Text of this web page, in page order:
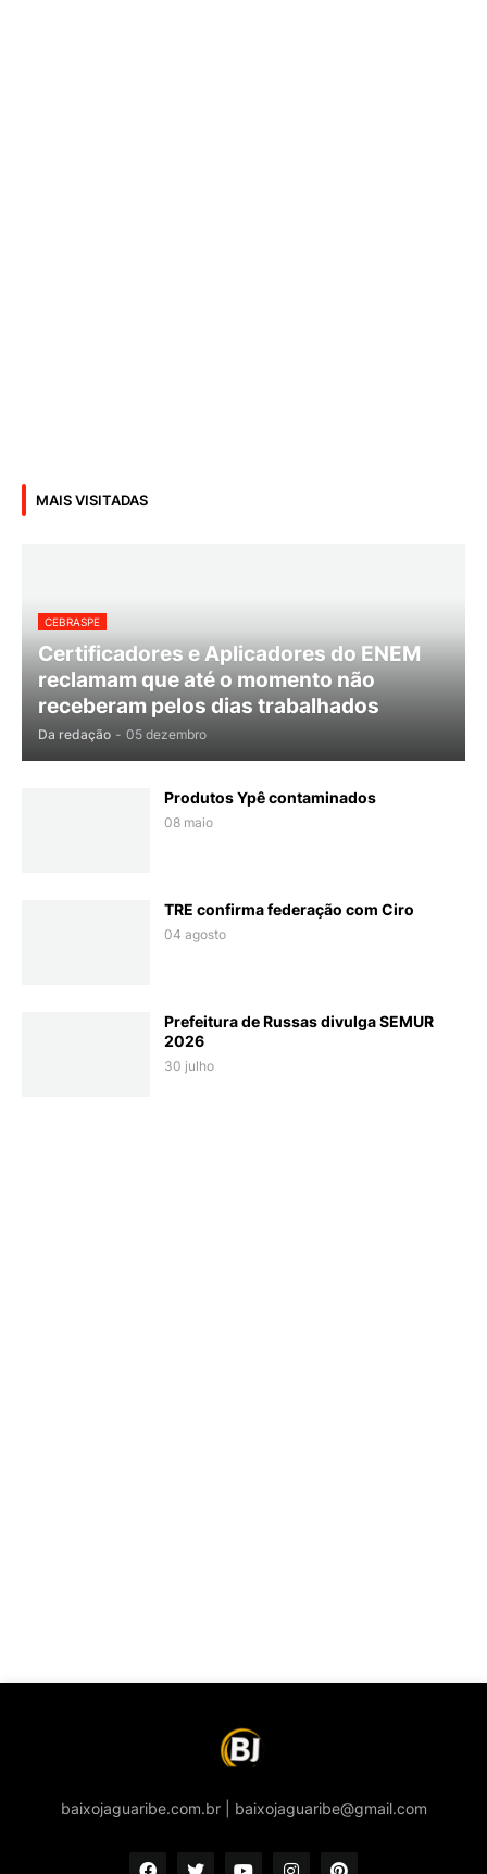
MAIS VISITADAS
CEBRASPE
Certificadores e Aplicadores do ENEM
reclamam que até o momento não
receberam pelos dias trabalhados
Da redação - 05 dezembro
Produtos Ypê contaminados
08 maio
TRE confirma federação com Ciro
04 agosto
Prefeitura de Russas divulga SEMUR
2026
30 julho
baixojaguaribe.com.br | baixojaguaribe@gmail.com